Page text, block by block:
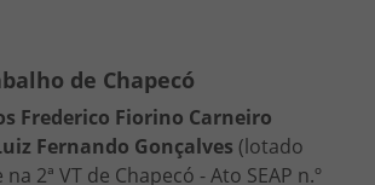
de Chapecó
Frederico Fiorino Carneiro
Fernando Gonçalves (lotado
2ª VT de Chapecó - Ato SEAP n.º